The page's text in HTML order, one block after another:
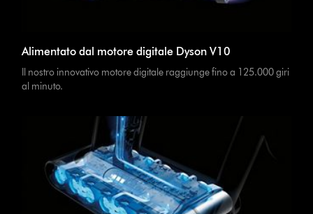
Alimentato dal motore digitale Dyson V10
Il nostro innovativo motore digitale raggiunge fino a 125.000 giri
al minuto.